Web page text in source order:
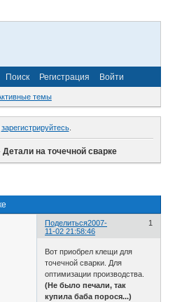
Поиск Регистрация Войти
темы
зарегистрируйтесь.
Детали на точечной сварке
Поделиться 1
2007-
11-02 21:58:46
Вот приобрел клещи для
точечной сварки. Для
оптимизации производства.
(Не было печали, так
купила баба порося...)